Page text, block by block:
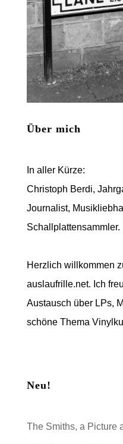
Über mich
In aller Kürze:
Christoph Berdi,
Journalist,
Schallplattensammler.
Herzlich willkommen
auslaufrille.net. Ich
Austausch über LPs,
schöne Thema
Neu!
The Smiths, a Picture